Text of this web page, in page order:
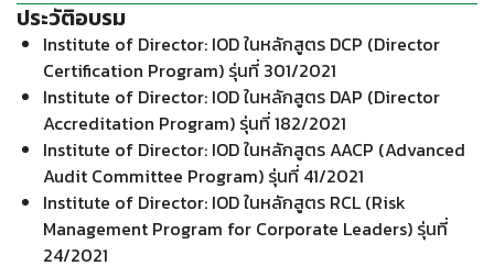
ประวัติอบรม
Institute of Director: IOD ในหลักสูตร DCP (Director
Certification Program) รุ่นที่ 301/2021
Institute of Director: IOD ในหลักสูตร DAP (Director
Accreditation Program) รุ่นที่ 182/2021
Institute of Director: IOD ในหลักสูตร AACP (Advanced
Audit Committee Program) รุ่นที่ 41/2021
Institute of Director: IOD ในหลักสูตร RCL (Risk
Management Program for Corporate Leaders) รุ่นที่
24/2021